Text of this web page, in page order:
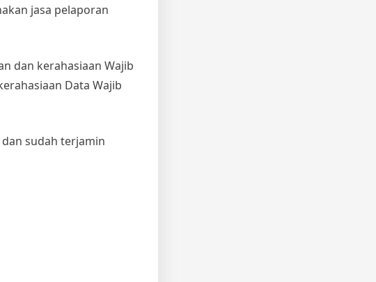
jasa pelaporan
dan kerahasiaan Wajib
Data Wajib
sudah terjamin